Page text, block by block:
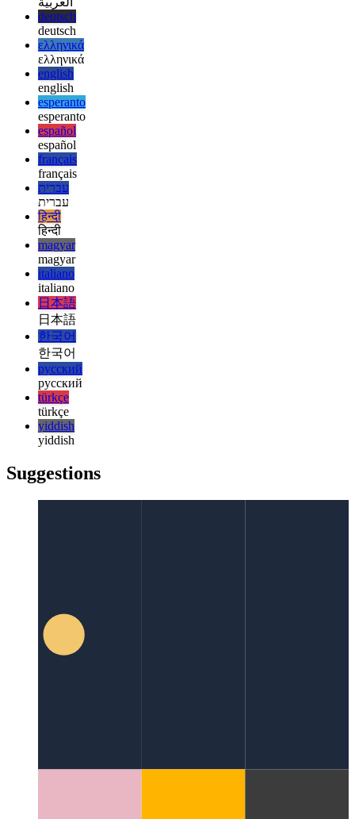
afrikaans
afrikaans
العربية
العربية
deutsch
deutsch
ελληνικά
ελληνικά
english
english
esperanto
esperanto
español
español
français
français
עברית
עברית
हिन्दी
हिन्दी
magyar
magyar
italiano
italiano
日本語
日本語
한국어
한국어
русский
русский
türkçe
yiddish